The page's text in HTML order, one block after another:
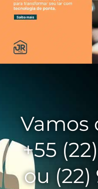
Vamos
+55
ou (22)